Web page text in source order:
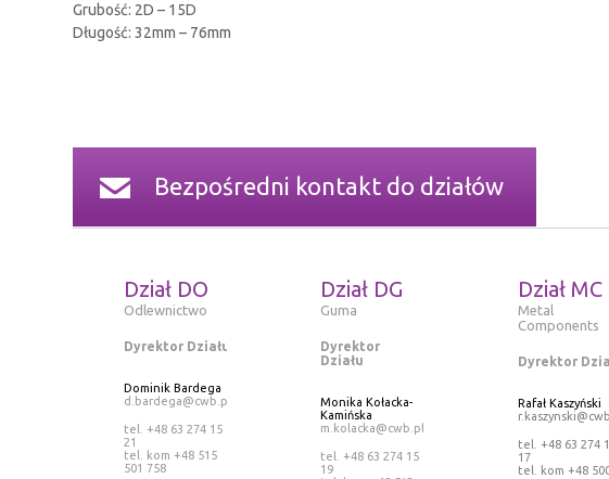
Grubość: 2D – 15D
Długość: 32mm – 76mm
Bezpośredni kontakt do działów
Dział DO
Odlewnictwo
Dyrektor Działu
Dominik Bardega
d.bardega@cwb.pl
tel. +48 63 274 15
21
tel. kom +48 515
501 758
Dział DG
Guma
Dyrektor
Działu
Monika Kołacka-
Kamińska
m.kolacka@cwb.pl
tel. +48 63 274 15
19
Dział MC
Metal
Components
Dyrektor
Rafał Kaszyński
tel. +48 63 274
17
tel. kom +48